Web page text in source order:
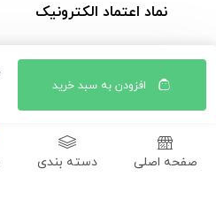
صفحه اصلی دسته بندی
افزودن به سبد خرید
نماد اعتماد الکترونیک
© کلیه حقوق مادی و معنوی